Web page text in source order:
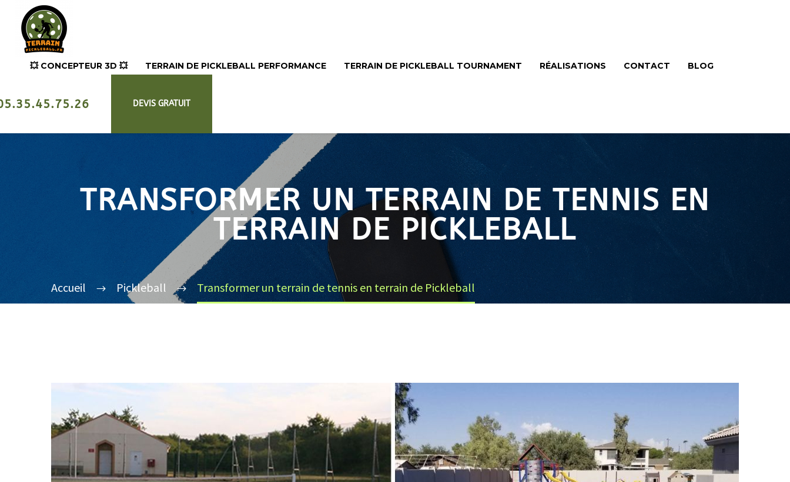
💥​ CONCEPTEUR 3D 💥​ TERRAIN DE PICKLEBALL PERFORMANCE TERRAIN DE PICKLEBALL TOURNAMENT RÉALISATIONS CONTACT BLOG
DEVIS GRATUIT
TRANSFORMER UN TERRAIN DE TENNIS EN
TERRAIN DE PICKLEBALL
Accueil Pickleball Transformer un terrain de tennis en terrain de Pickleball